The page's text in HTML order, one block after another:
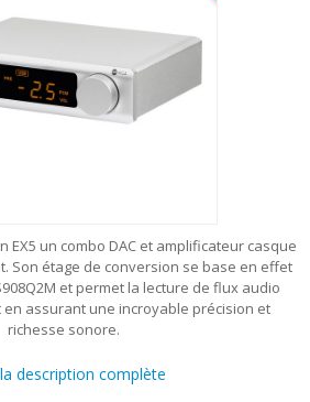
EX5 un combo DAC et amplificateur casque
Son étage de conversion se base en effet
et permet la lecture de flux audio
assurant une incroyable précision et
richesse sonore.
description complète